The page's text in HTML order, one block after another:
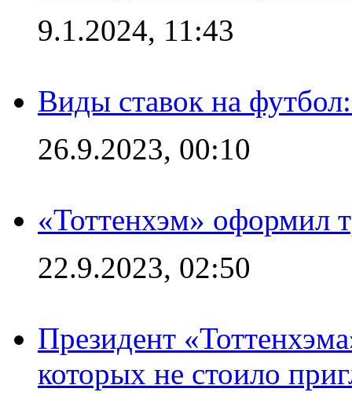
9.1.2024, 11:43
Виды ставок на
26.9.2023, 00:10
«Тоттенхэм» оформил
22.9.2023, 02:50
Президент
которых не стоило